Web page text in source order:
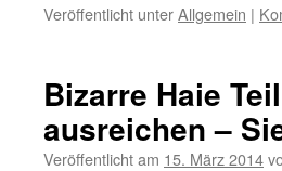
Veröffentlicht unterAllgemein |
Bizarre Haie
ausreichen –
Veröffentlicht am 15. März 2014